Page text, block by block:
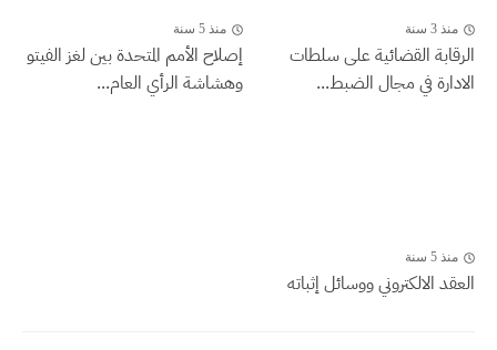
منذ 3 سنة
الرقابة القضائية على سلطات
الادارة في مجال الضبط...
منذ 5 سنة
إصلاح الأمم المتحدة بين لغز الفيتو
وهشاشة الرأي العام...
منذ 5 سنة
العقد الالكتروني ووسائل إثباته